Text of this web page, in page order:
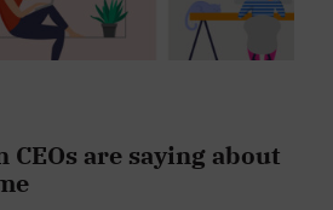
CEOs are saying about